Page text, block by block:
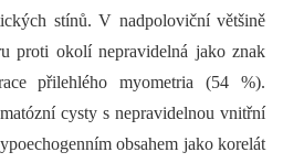
stínů. V nadpoloviční většině
proti okolí nepravidelná jako znak
přilehlého myometria (54 %).
cysty s nepravidelnou vnitřní
obsahem jako korelát